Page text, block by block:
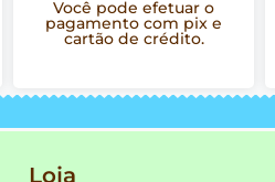
Você pode efetuar o
pagamento com pix e
cartão de crédito.
Loja